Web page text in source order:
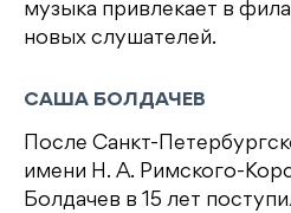
музыка привлекает в
новых слушателей.
САША БОЛДАЧЕВ
После Санкт-
имени Н. А. Римского-
Болдачев в 15 лет